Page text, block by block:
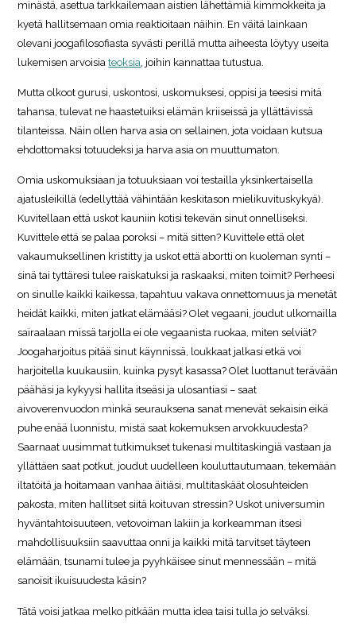
minästä, asettua tarkkailemaan aistien lähettämiä kimmokkeita ja
kyetä hallitsemaan omia reaktioitaan näihin. En väitä lainkaan
olevani joogafilosofiasta syvästi perillä mutta aiheesta löytyy useita
lukemisen arvoisiateoksia , joihin kannattaa tutustua.
Mutta olkoot gurusi, uskontosi, uskomuksesi, oppisi ja teesisi mitä
tahansa, tulevat ne haastetuiksi elämän kriiseissä ja yllättävissä
tilanteissa. Näin ollen harva asia on sellainen, jota voidaan kutsua
ehdottomaksi totuudeksi ja harva asia on muuttumaton.
Omia uskomuksiaan ja totuuksiaan voi testailla yksinkertaisella
ajatusleikillä (edellyttää vähintään keskitason mielikuvituskykyä).
Kuvitellaan että uskot kauniin kotisi tekevän sinut onnelliseksi.
Kuvittele että se palaa poroksi – mitä sitten? Kuvittele että olet
vakaumuksellinen kristitty ja uskot että abortti on kuoleman synti –
sinä tai tyttäresi tulee raiskatuksi ja raskaaksi, miten toimit? Perheesi
on sinulle kaikki kaikessa, tapahtuu vakava onnettomuus ja menetät
heidät kaikki, miten jatkat elämääsi? Olet vegaani, joudut ulkomailla
sairaalaan missä tarjolla ei ole vegaanista ruokaa, miten selviät?
Joogaharjoitus pitää sinut käynnissä, loukkaat jalkasi etkä voi
harjoitella kuukausiin, kuinka pysyt kasassa? Olet luottanut terävään
päähäsi ja kykyysi hallita itseäsi ja ulosantiasi – saat
aivoverenvuodon minkä seurauksena sanat menevät sekaisin eikä
puhe enää luonnistu, mistä saat kokemuksen arvokkuudesta?
Saarnaat uusimmat tutkimukset tukenasi multitaskingiä vastaan ja
yllättäen saat potkut, joudut uudelleen kouluttautumaan, tekemään
iltatöitä ja hoitamaan vanhaa äitiäsi, multitaskäät olosuhteiden
pakosta, miten hallitset siitä koituvan stressin? Uskot universumin
hyväntahtoisuuteen, vetovoiman lakiin ja korkeamman itsesi
mahdollisuuksiin saavuttaa onni ja kaikki mitä tarvitset täyteen
elämään, tsunami tulee ja pyyhkäisee sinut mennessään – mitä
sanoisit ikuisuudesta käsin?
Tätä voisi jatkaa melko pitkään mutta idea taisi tulla jo selväksi.